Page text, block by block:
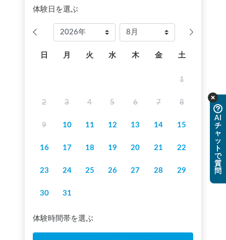
体験日を選ぶ
日 月 火 水 木 金 土
1
2 3 4 5 6 7 8
9 10 11 12 13 14 15
16 17 18 19 20 21 22
23 24 25 26 27 28 29
30 31
体験時間帯を選ぶ
AI
チ
ャ
ッ
ト
で
質
問